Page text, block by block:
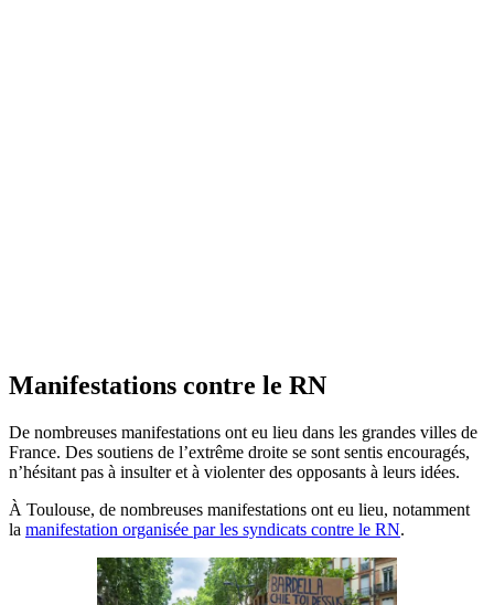
Manifestations contre le RN
De nombreuses manifestations ont eu lieu dans les grandes villes de
France. Des soutiens de l’extrême droite se sont sentis encouragés,
n’hésitant pas à insulter et à violenter des opposants à leurs idées.
À Toulouse, de nombreuses manifestations ont eu lieu, notamment
la manifestation organisée par les syndicats contre le RN.